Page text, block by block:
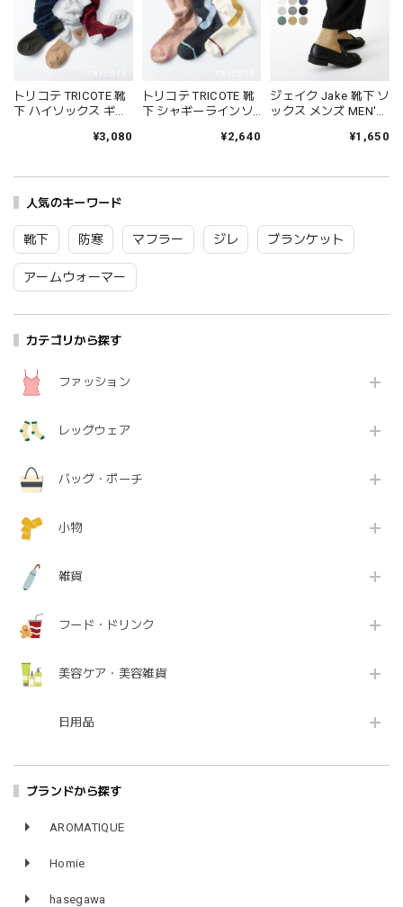
人気のキーワード
靴下 防寒 マフラー ジレ ブランケット
アームウォーマー
カテゴリから探す
ファッション
レッグウェア
バッグ・ポーチ
小物
雑貨
フード・ドリンク
美容ケア・美容雑貨
日用品
ブランドから探す
AROMATIQUE
Homie
hasegawa
トリコテ TRICOTE 靴
下 ハイソックス ギャ
クス レディース おし
ト プレゼント レッド
25cm TR53SO040
Tr002
¥3,080
トリコテ TRICOTE 靴
下 シャギーラインソ
本製 国産 秋冬 おしゃ
Tr003
¥2,640
ジェイク Jake 靴下 ソ
ックス メンズ MEN'S
夏 ブランド 日本製 国
Fr088
¥1,650